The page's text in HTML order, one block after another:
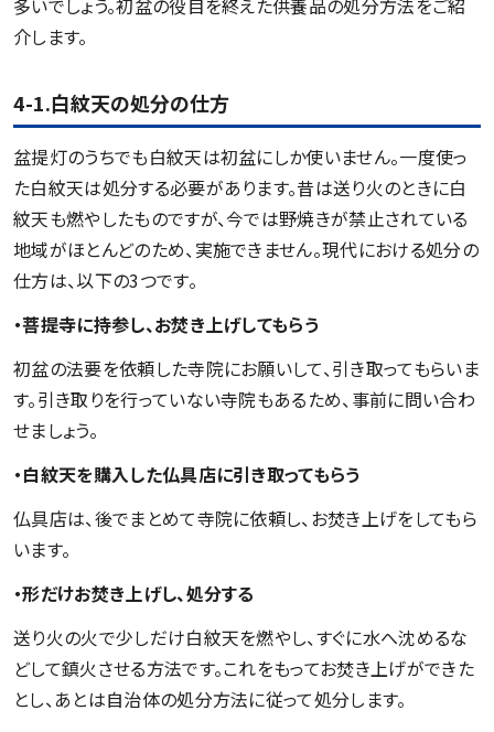
介します。
4-1.白紋天の処分の仕方
盆提灯のうちでも白紋天は初盆にしか使いません。一度使っ
た白紋天は処分する必要があります。昔は送り火のときに白
紋天も燃やしたものですが、今では野焼きが禁止されている
地域がほとんどのため、実施できません。現代における処分の
仕方は、以下の3つです。
・菩提寺に持参し、お焚き上げしてもらう
初盆の法要を依頼した寺院にお願いして、引き取ってもらいま
す。引き取りを行っていない寺院もあるため、事前に問い合わ
せましょう。
・白紋天を購入した仏具店に引き取ってもらう
仏具店は、後でまとめて寺院に依頼し、お焚き上げをしてもら
います。
・形だけお焚き上げし、処分する
送り火の火で少しだけ白紋天を燃やし、すぐに水へ沈めるな
どして鎮火させる方法です。これをもってお焚き上げができた
とし、あとは自治体の処分方法に従って処分します。